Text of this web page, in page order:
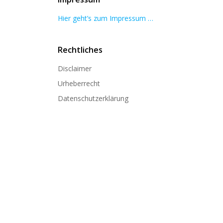
Hier geht’s zum Impressum …
Rechtliches
Disclaimer
Urheberrecht
Datenschutzerklärung